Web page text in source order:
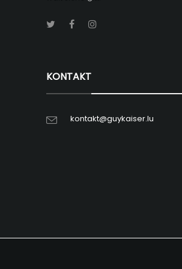
KONTAKT
kontakt@guykaiser.lu